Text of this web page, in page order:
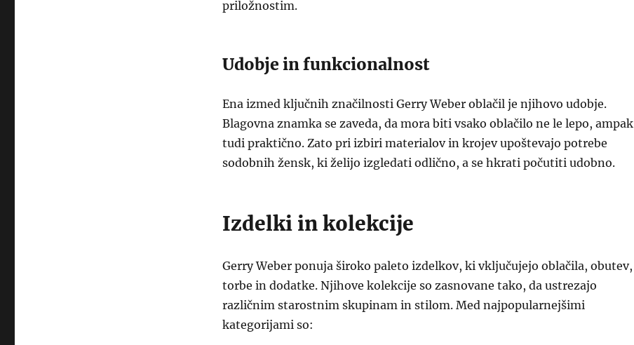
priložnostim.
Udobje in funkcionalnost
Ena izmed ključnih značilnosti Gerry Weber oblačil je njihovo udobje.
Blagovna znamka se zaveda, da mora biti vsako oblačilo ne le lepo, ampak
tudi praktično. Zato pri izbiri materialov in krojev upoštevajo potrebe
sodobnih žensk, ki želijo izgledati odlično, a se hkrati počutiti udobno.
Izdelki in kolekcije
Gerry Weber ponuja široko paleto izdelkov, ki vključujejo oblačila, obutev,
torbe in dodatke. Njihove kolekcije so zasnovane tako, da ustrezajo
različnim starostnim skupinam in stilom. Med najpopularnejšimi
kategorijami so: